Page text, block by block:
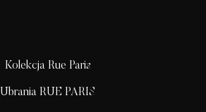
Kolekcja Rue Paris
Ubrania RUE PARIS